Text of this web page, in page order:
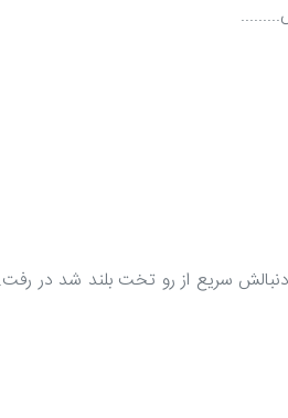
سریع از رو تخت بلند شد در رفت.